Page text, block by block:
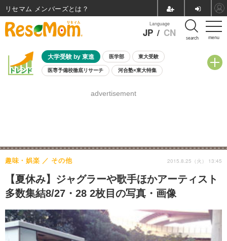
menu
Language
JP / CN search
大学受験 by 東進 医学部 東大受験
医専予備校徹底リサーチ 河合塾×東大特集
8月開催学校説明会・相談会
advertisement
【夏休み】ジャグラーや歌手ほかアーティスト
多数集結8/27・28 2枚目の写真・画像
趣味・娯楽 その他 2015.8.25（火） 13:45
リセマム メンバーズ